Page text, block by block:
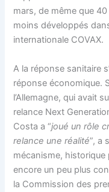
mars, de même que
moins développés
internationale COVAX.
A la réponse sanitaire
réponse économique.
l’Allemagne, qui avait
relance Next
Costa a “joué un rôle
relance une réalité”, a
mécanisme, historique
encore un peu plus
la Commission des